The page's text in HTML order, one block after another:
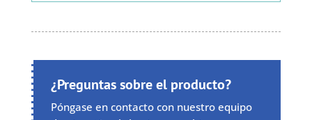
¿Preguntas sobre el producto?
Póngase en contacto con nuestro equipo